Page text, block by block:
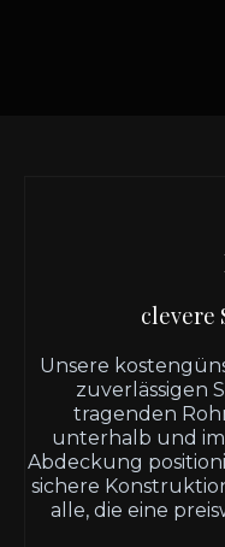
clevere
Unsere
zuverlässigen
tragenden
unterhalb und
Abdeckung
sichere
alle, die eine